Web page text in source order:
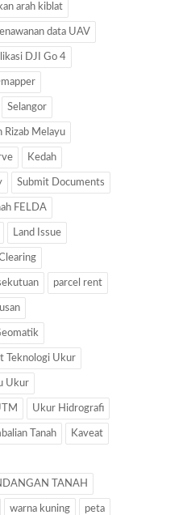
arah kiblat
data UAV
DJI Go 4
Selangor
Rizab Melayu
Kedah
Submit Documents
FELDA
Land Issue
parcel rent
Teknologi Ukur
Ukur
Ukur Hidrografi
Tanah Kaveat
TANAH
warna kuning peta